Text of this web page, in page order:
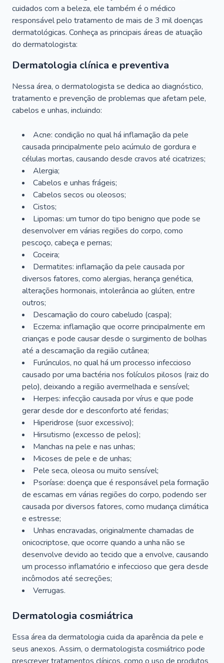
cuidados com a beleza, ele também é o médico
responsável pelo tratamento de mais de 3 mil doenças
dermatológicas. Conheça as principais áreas de atuação
do dermatologista:
Dermatologia clínica e preventiva
Nessa área, o dermatologista se dedica ao diagnóstico,
tratamento e prevenção de problemas que afetam pele,
cabelos e unhas, incluindo:
Acne: condição no qual há inflamação da pele
causada principalmente pelo acúmulo de gordura e
células mortas, causando desde cravos até cicatrizes;
Alergia;
Cabelos e unhas frágeis;
Cabelos secos ou oleosos;
Cistos;
Lipomas: um tumor do tipo benigno que pode se
desenvolver em várias regiões do corpo, como
pescoço, cabeça e pernas;
Coceira;
Dermatites: inflamação da pele causada por
diversos fatores, como alergias, herança genética,
alterações hormonais, intolerância ao glúten, entre
outros;
Descamação do couro cabeludo (caspa);
Eczema: inflamação que ocorre principalmente em
crianças e pode causar desde o surgimento de bolhas
até a descamação da região cutânea;
Furúnculos, no qual há um processo infeccioso
causado por uma bactéria nos folículos pilosos (raiz do
pelo), deixando a região avermelhada e sensível;
Herpes: infecção causada por vírus e que pode
gerar desde dor e desconforto até feridas;
Hiperidrose (suor excessivo);
Hirsutismo (excesso de pelos);
Manchas na pele e nas unhas;
Micoses de pele e de unhas;
Pele seca, oleosa ou muito sensível;
Psoríase: doença que é responsável pela formação
de escamas em várias regiões do corpo, podendo ser
causada por diversos fatores, como mudança climática
e estresse;
Unhas encravadas, originalmente chamadas de
onicocriptose, que ocorre quando a unha não se
desenvolve devido ao tecido que a envolve, causando
um processo inflamatório e infeccioso que gera desde
incômodos até secreções;
Verrugas.
Dermatologia cosmiátrica
Essa área da dermatologia cuida da aparência da pele e
seus anexos. Assim, o dermatologista cosmiátrico pode